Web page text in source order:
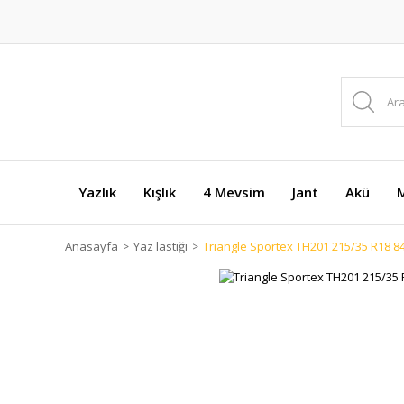
Yazlık Kışlık 4 Mevsim Jant Akü
Anasayfa Yaz lastiği Triangle Sportex TH201 215/35 R18